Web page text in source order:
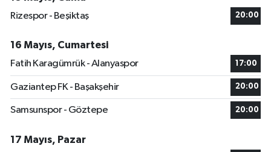
Rizespor - Beşiktaş
20:00
16 Mayıs, Cumartesi
Fatih Karagümrük - Alanyaspor
17:00
Gaziantep FK - Başakşehir 20:00
Samsunspor - Göztepe 20:00
17 Mayıs, Pazar